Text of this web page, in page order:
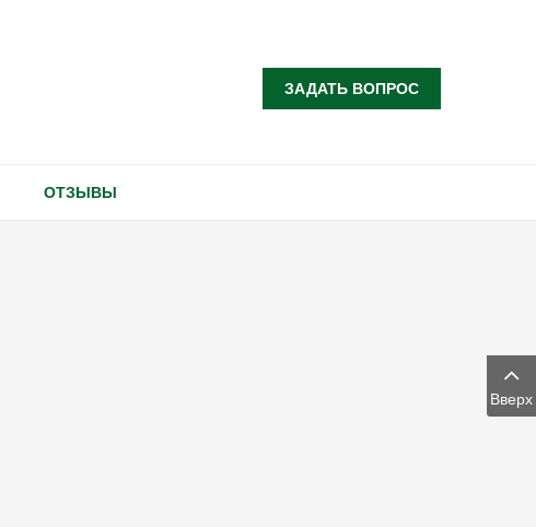
ЗАДАТЬ ВОПРОС
ОТЗЫВЫ
Вверх